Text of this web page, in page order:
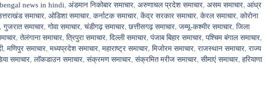
news in hindi, अंडमान निकोबार समाचार, अरुणाचल प्रदेश समाचार, असम समाचार, आंध्र
समाचार, ओडिशा समाचार,कर्नाटक समाचार,केंद्र सरकार समाचार,केरल समाचार,कोरोना
,गुजरात समाचार,गोवा समाचार,चंडीगढ़ समाचार,छत्तीसगढ़ समाचार,जम्मू-कश्मीर समाचार,जिला
,तेलंगाना समाचार,त्रिपुरा समाचार,दिल्ली समाचार,पंजाब बिहार समाचार,पश्चिम बंगाल समाचार,
,मणिपुर समाचार,मध्यप्रदेश समाचार,महाराष्ट्र समाचार,मिजोरम समाचार,राजस्थान समाचार,राज्य
समाचार,लॉकडाउन समाचार,संक्रमण समाचार,संक्रमित मरीज समाचार,सीमाएं समाचार,हरियाणा